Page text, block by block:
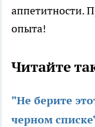
аппетитности.
опыта!
Читайте
"Не берите
черном